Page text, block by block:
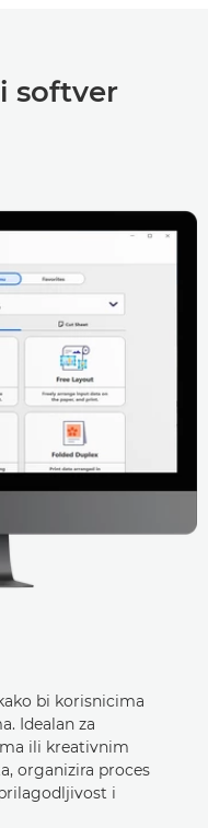
softver
bi korisnicima
Idealan za
ili kreativnim
organizira proces
i